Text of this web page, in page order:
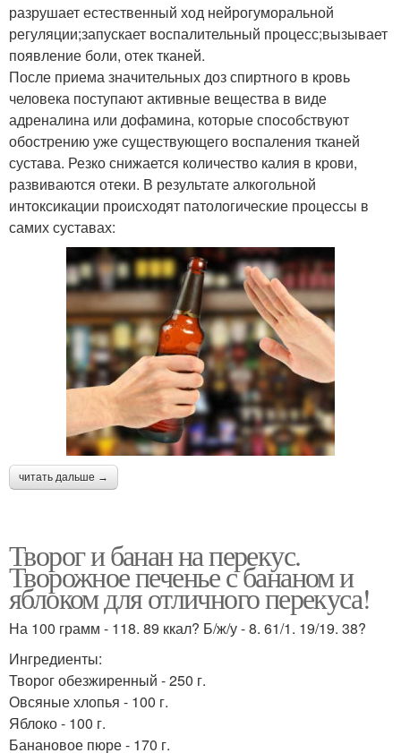
разрушает естественный ход нейрогуморальной
регуляции;запускает воспалительный процесс;вызывает
появление боли, отек тканей.
После приема значительных доз спиртного в кровь
человека поступают активные вещества в виде
адреналина или дофамина, которые способствуют
обострению уже существующего воспаления тканей
сустава. Резко снижается количество калия в крови,
развиваются отеки. В результате алкогольной
интоксикации происходят патологические процессы в
самих суставах:
читать дальше →
Творог и банан на перекус.
Творожное печенье с бананом и
яблоком для отличного перекуса!
На 100 грамм - 118. 89 ккал? Б/ж/у - 8. 61/1. 19/19. 38?
Ингредиенты:
Творог обезжиренный - 250 г.
Овсяные хлопья - 100 г.
Яблоко - 100 г.
Банановое пюре - 170 г.